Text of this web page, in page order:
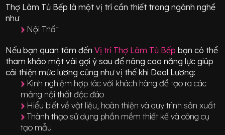
Thợ Làm Tủ Bếp là một vị trícần thiết trong ngành nghề
như
Nội Thất
Nếu bạn quan tâm đến Vị trí Thợ Làm Tủ Bếp bạn có thể
tham khảo một vài gợi ý sau để nâng cao năng lực giúp
cải thiện mức lương cũng như vị thế khi Deal Lương:
Kinh nghiệm hợp tác với khách hàng để tạo ra các
mảng nội thất độc đáo
Hiểu biết về vật liệu, hoàn thiện và quy trình sản xuất
Thành thạo sử dụng phần mềm thiết kế và công cụ
tạo mẫu